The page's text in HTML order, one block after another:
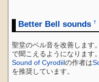
Better Bell sounds †
聖堂のベル音を改善します
で聞こえるようになります。
Sound of Cyrodiilの作者は
を推奨しています。